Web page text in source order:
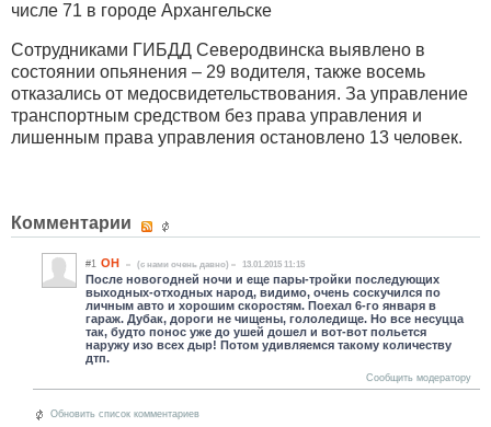
числе 71 в городе Архангельске
Сотрудниками ГИБДД Северодвинска выявлено в
состоянии опьянения – 29 водителя, также восемь
отказались от медосвидетельствования. За управление
транспортным средством без права управления и
лишенным права управления остановлено 13 человек.
Комментарии
#1 ОН (c нами очень давно) 13.01.2015 11:15
После новогодней ночи и еще пары-тройки последующих
выходных-отходных народ, видимо, очень соскучился по
личным авто и хорошим скоростям. Поехал 6-го января в
гараж. Дубак, дороги не чищены, гололедище. Но все несуцца
так, будто понос уже до ушей дошел и вот-вот польется
наружу изо всех дыр! Потом удивляемся такому количеству
дтп.
Сообщить модератору
Обновить список комментариев